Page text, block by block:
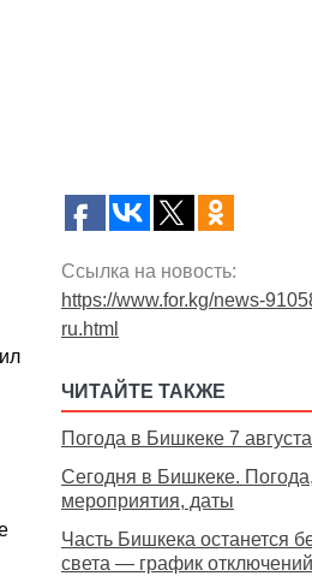
Ссылка на новость:
https://www.for.kg/news-
ru.html
ЧИТАЙТЕ ТАКЖЕ
Погода в Бишкеке 7 августа
Сегодня в Бишкеке.
мероприятия, даты
Часть Бишкека останется
света — график